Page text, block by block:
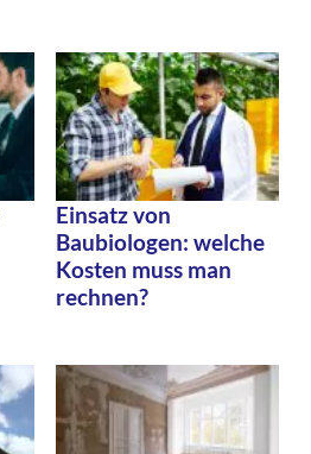
Einsatz von
Baubiologen: welche
Kosten muss man
rechnen?